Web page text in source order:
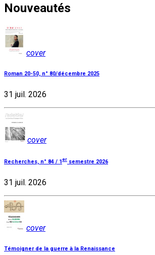
Nouveautés
cover
Roman 20-50, n° 80/décembre 2025
31 juil. 2026
cover
Recherches, n° 84 / 1 er semestre 2026
31 juil. 2026
cover
Témoigner de la guerre à la Renaissance